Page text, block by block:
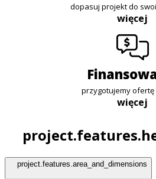
dopasuj projekt do
więcej
przygotujemy
więcej
project.features.area_and_dimensions